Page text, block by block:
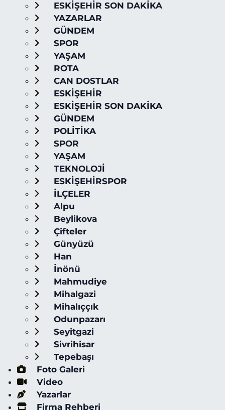
ESKİŞEHİR SON DAKİKA
YAZARLAR
GÜNDEM
SPOR
YAŞAM
ROTA
CAN DOSTLAR
ESKİŞEHİR
ESKİŞEHİR SON DAKİKA
GÜNDEM
POLİTİKA
SPOR
YAŞAM
TEKNOLOJİ
ESKİŞEHİRSPOR
İLÇELER
Alpu
Beylikova
Çifteler
Günyüzü
Han
İnönü
Mahmudiye
Mihalgazi
Mihalıççık
Odunpazarı
Seyitgazi
Sivrihisar
Tepebaşı
Foto Galeri
Video
Yazarlar
Firma Rehberi